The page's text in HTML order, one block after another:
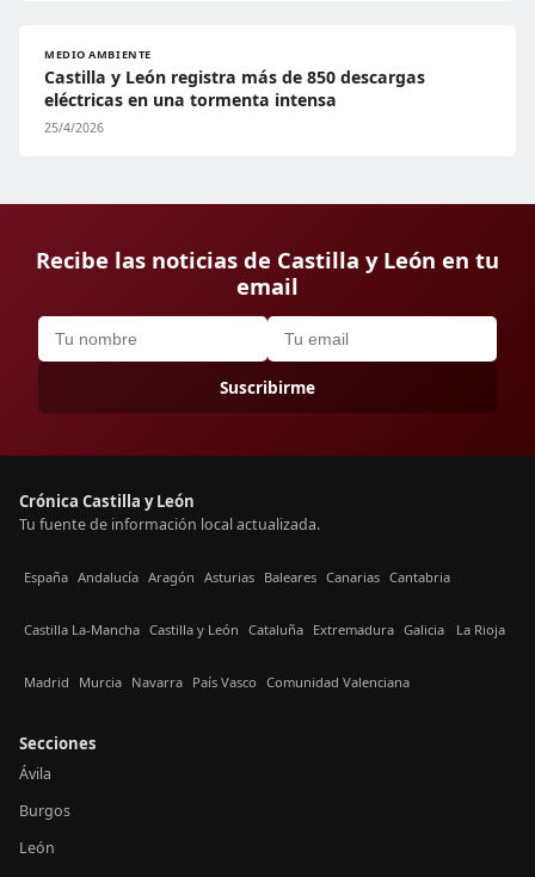
MEDIO AMBIENTE
Castilla y León registra más de 850 descargas
eléctricas en una tormenta intensa
25/4/2026
Recibe las noticias de Castilla y León en tu
email
Suscribirme
Crónica Castilla y León
Tu fuente de información local actualizada.
España Andalucía Aragón Asturias Baleares Canarias Cantabria
Castilla La-Mancha Castilla y León Cataluña Extremadura Galicia La Rioja
Madrid Murcia Navarra País Vasco Comunidad Valenciana
Secciones
Ávila
Burgos
León